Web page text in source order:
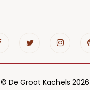
© De Groot Kachels 2026